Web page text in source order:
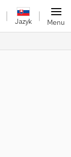
Jazyk Menu